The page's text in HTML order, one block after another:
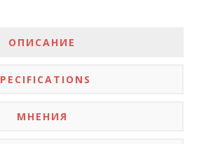
ОПИСАНИЕ
МНЕНИЯ